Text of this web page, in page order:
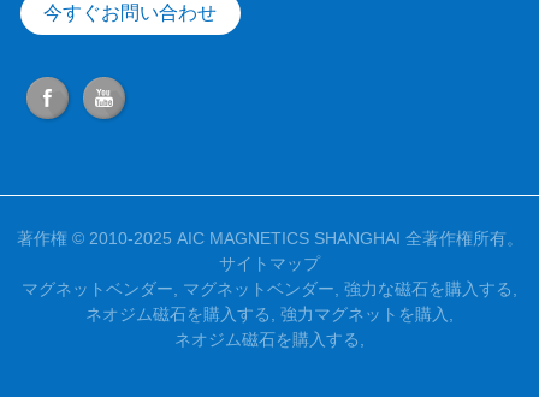
今すぐお問い合わせ
著作権 © 2010-2025 AIC MAGNETICS SHANGHAI 全著作権所有。
サイトマップ
マグネットベンダー, マグネットベンダー, 強力な磁石を購入する,
ネオジム磁石を購入する, 強力マグネットを購入,
ネオジム磁石を購入する,